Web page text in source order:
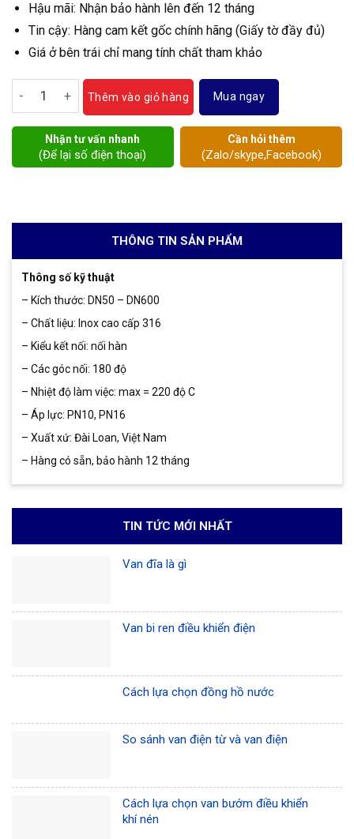
Hậu mãi: Nhận bảo hành lên đến 12 tháng
Tin cậy: Hàng cam kết gốc chính hãng (Giấy tờ đầy đủ)
Giá ở bên trái chỉ mang tính chất tham khảo
Cút hàn inox 180 độ số lượng
Thêm vào giỏ hàng Mua ngay
Nhận tư vấn nhanh
(Để lại số điện thoại)
Cần hỏi thêm
(Zalo/skype,Facebook)
THÔNG TIN SẢN PHẨM
Thông số kỹ thuật
– Kích thước: DN50 – DN600
– Chất liệu: Inox cao cấp 316
– Kiểu kết nối: nối hàn
– Các góc nối: 180 độ
– Nhiệt độ làm việc: max = 220 độ C
– Áp lực: PN10, PN16
– Xuất xứ: Đài Loan, Việt Nam
– Hàng có sẵn, bảo hành 12 tháng
TIN TỨC MỚI NHẤT
Van đĩa là gì
Van bi ren điều khiển điện
Cách lựa chọn đồng hồ nước
So sánh van điện từ và van điện
Cách lựa chọn van bướm điều khiển
khí nén